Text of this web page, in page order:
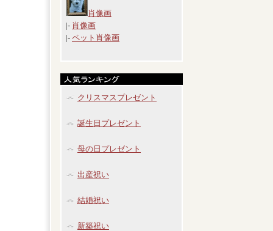
肖像画
|- 肖像画
|- ペット肖像画
クリスマスプレゼント
誕生日プレゼント
母の日プレゼント
出産祝い
結婚祝い
新築祝い